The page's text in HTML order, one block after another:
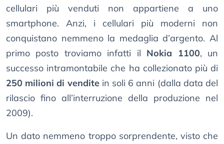
cellulari più venduti non appartiene a uno
smartphone. Anzi, i cellulari più moderni non
conquistano nemmeno la medaglia d’argento. Al
primo posto troviamo infatti il Nokia 1100, un
successo intramontabile che ha collezionato più di
250 milioni di venditein soli 6 anni (dalla data del
rilascio fino all’interruzione della produzione nel
2009).
Un dato nemmeno troppo sorprendente, visto che